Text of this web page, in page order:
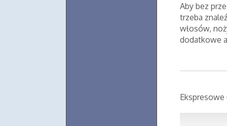
Aby bez
trzeba
włosów,
dodatkowe
Ekspresowe